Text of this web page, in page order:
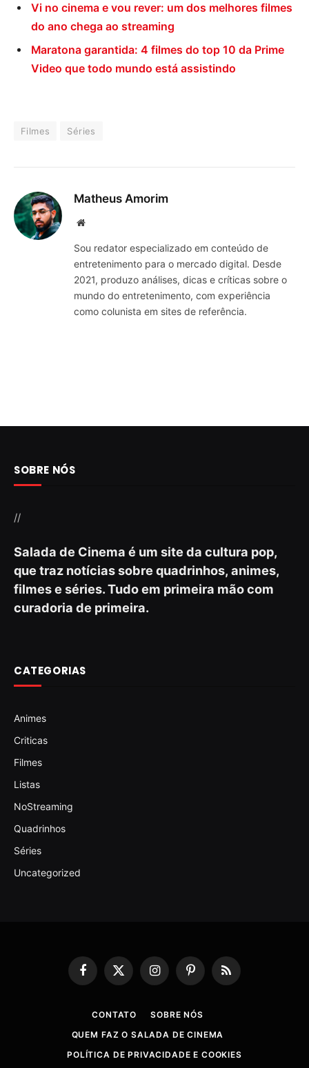
Vi no cinema e vou rever: um dos melhores filmes
do ano chega ao streaming
Maratona garantida: 4 filmes do top 10 da Prime
Video que todo mundo está assistindo
Filmes Séries
Matheus Amorim
Website
Sou redator especializado em conteúdo de
entretenimento para o mercado digital. Desde
2021, produzo análises, dicas e críticas sobre o
mundo do entretenimento, com experiência
como colunista em sites de referência.
SOBRE NÓS
//
Salada de Cinema é um site da cultura pop,
que traz notícias sobre quadrinhos, animes,
filmes e séries. Tudo em primeira mão com
curadoria de primeira.
CATEGORIAS
Animes
Criticas
Filmes
Listas
NoStreaming
Quadrinhos
Séries
Uncategorized
Facebook
X
(Twitter)
InstagramPinterestRSS
CONTATO
SOBRE NÓS
QUEM FAZ O SALADA DE CINEMA
POLÍTICA DE PRIVACIDADE E COOKIES